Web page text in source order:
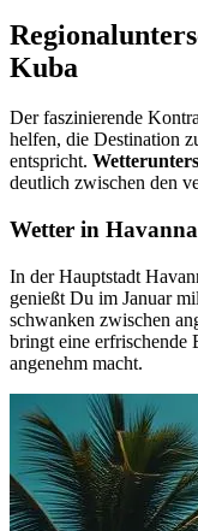
Kuba
Der faszinierende
helfen, die Destination
entspricht.
deutlich zwischen den
Wetter in Havanna
In der Hauptstadt
genießt Du im Januar
schwanken zwischen
bringt eine erfrischende
angenehm macht.